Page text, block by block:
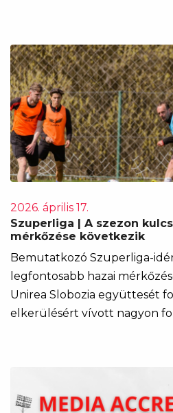
2026. április 17.
Szuperliga | A szezon
mérkőzése következik
Bemutatkozó Szuperliga-
legfontosabb hazai
Unirea Slobozia együttesét
elkerülésért vívott nagyon